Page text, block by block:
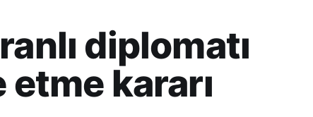
diplomatı
etme kararı